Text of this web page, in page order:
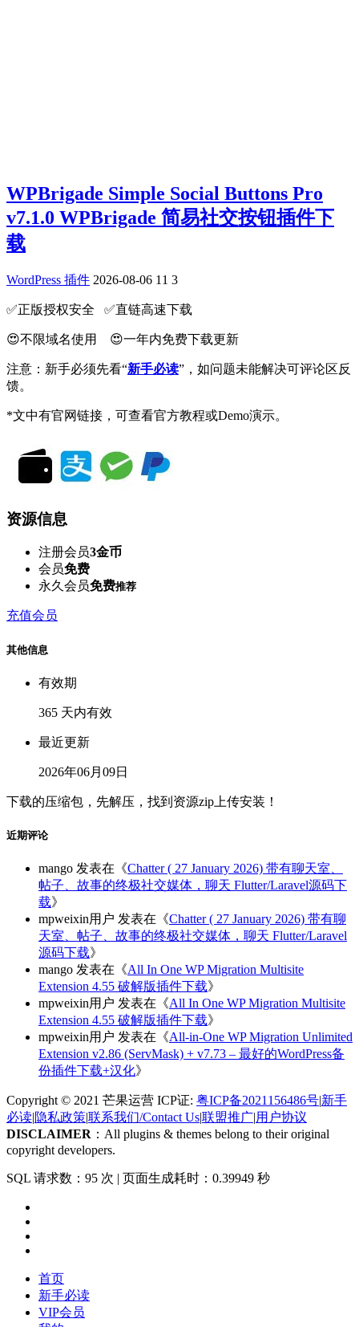
WPBrigade Simple Social Buttons Pro
v7.1.0 WPBrigade 简易社交按钮插件下
载
WordPress 插件 2026-08-06 11 3
✅️正版授权安全 ✅️直链高速下载
😍不限域名使用 😍一年内免费下载更新
注意：新手必须先看“新手必读”，如问题未能解决可评论区反
馈。
*文中有官网链接，可查看官方教程或Demo演示。
资源信息
注册会员3金币
会员免费
永久会员免费推荐
充值会员
其他信息
有效期
365 天内有效
最近更新
2026年06月09日
下载的压缩包，先解压，找到资源zip上传安装！
近期评论
mango 发表在《Chatter ( 27 January 2026) 带有聊天室、
帖子、故事的终极社交媒体，聊天 Flutter/Laravel源码下
载》
mpweixin用户 发表在《Chatter ( 27 January 2026) 带有聊
天室、帖子、故事的终极社交媒体，聊天 Flutter/Laravel
源码下载》
mango 发表在《All In One WP Migration Multisite
Extension 4.55 破解版插件下载》
mpweixin用户 发表在《All In One WP Migration Multisite
Extension 4.55 破解版插件下载》
mpweixin用户 发表在《All-in-One WP Migration Unlimited
Extension v2.86 (ServMask) + v7.73 – 最好的WordPress备
份插件下载+汉化》
Copyright © 2021 芒果运营 ICP证: 粤ICP备2021156486号|新手
必读|隐私政策|联系我们/Contact Us|联盟推广|用户协议
DISCLAIMER ：All plugins & themes belong to their original
copyright developers.
SQL 请求数：95 次 | 页面生成耗时：0.39949 秒
首页
新手必读
VIP会员